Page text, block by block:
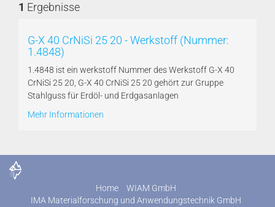
1 Ergebnisse
G-X 40 CrNiSi 25 20 - Werkstoff (Nummer:
1.4848)
1.4848 ist ein werkstoff Nummer des Werkstoff G-X 40
CrNiSi 25 20, G-X 40 CrNiSi 25 20 gehört zur Gruppe
Stahlguss für Erdöl- und Erdgasanlagen
Mehr Informationen
Home
WIAM GmbH
IMA Materialforschung und Anwendungstechnik GmbH